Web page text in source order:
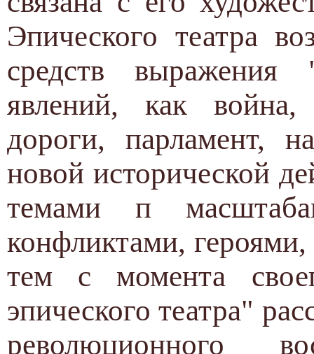
Эпического театра
средств выражения
явлений, как
дороги, парламент,
новой исторической
темами п
конфликтами,
тем с момента
эпического театра"
революционного